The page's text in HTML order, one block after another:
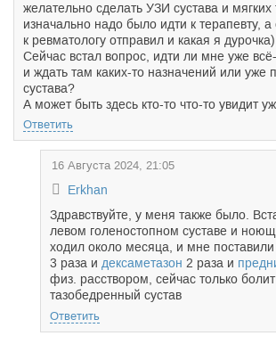
желательно сделать УЗИ сустава и мягких
изначально надо было идти к терапевту,
к ревматологу отправил и какая я дурочка)
Сейчас встал вопрос, идти ли мне уже всё-
и ждать там каких-то назначений или
сустава?
А может быть здесь кто-то что-то увидит
Ответить
16 Августа 2024, 21:05
Erkhan
Здравствуйте, у меня также было.
левом голеностопном суставе и
ходил около месяца, и мне
3 раза и дексаметазон 2 раза и
физ. расствором, сейчас только
тазобедренный сустав
Ответить